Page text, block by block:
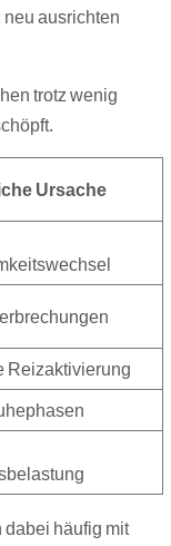
ausrichten
trotz wenig
Ursache
Reizaktivierung
häufig mit